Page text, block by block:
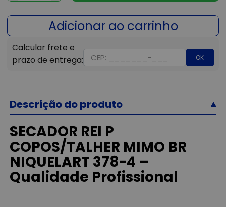
OK
Descrição do produto
SECADOR REI P
COPOS/TALHER MIMO BR
NIQUELART 378-4 –
Qualidade Profissional